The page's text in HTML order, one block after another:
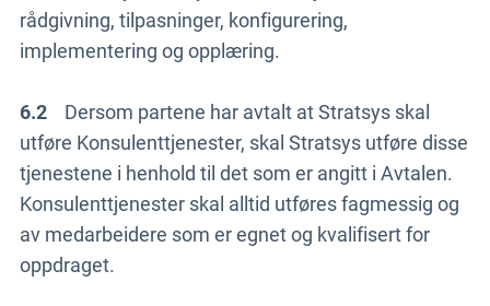
rådgivning, tilpasninger, konfigurering,
implementering og opplæring.
6.2Dersom partene har avtalt at Stratsys skal
utføre Konsulenttjenester, skal Stratsys utføre disse
tjenestene i henhold til det som er angitt i Avtalen.
Konsulenttjenester skal alltid utføres fagmessig og
av medarbeidere som er egnet og kvalifisert for
oppdraget.